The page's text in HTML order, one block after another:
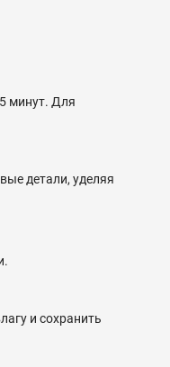
минут. Для
детали, уделяя
и сохранить